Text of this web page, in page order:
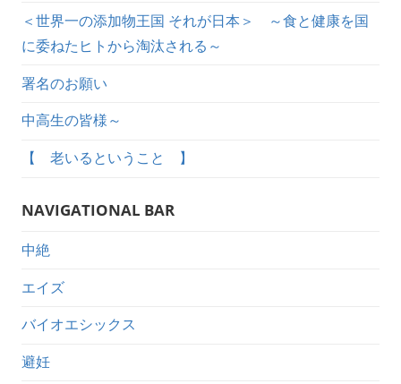
＜世界一の添加物王国 それが日本＞ ～食と健康を国
に委ねたヒトから淘汰される～
署名のお願い
中高生の皆様～
【 老いるということ 】
NAVIGATIONAL BAR
中絶
エイズ
バイオエシックス
避妊